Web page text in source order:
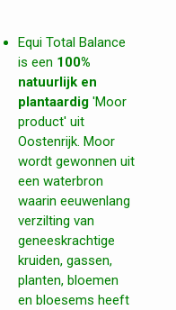
Equi Total Balance
is een 100%
natuurlijk en
plantaardig'Moor
product' uit
Oostenrijk. Moor
wordt gewonnen uit
een waterbron
waarin eeuwenlang
verzilting van
geneeskrachtige
kruiden, gassen,
planten, bloemen
en bloesems heeft